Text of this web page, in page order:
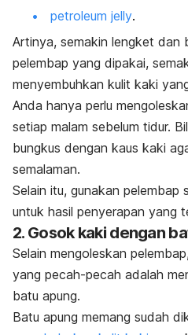
petroleum jelly.
Artinya, semakin lengket dan
pelembap yang dipakai,
menyembuhkan kulit kaki
Anda hanya perlu
setiap malam sebelum tidur.
bungkus dengan kaus kaki
semalaman.
Selain itu, gunakan pelembap
untuk hasil penyerapan yang
2. Gosok kaki dengan
Selain mengoleskan
yang pecah-pecah adalah
batu apung.
Batu apung memang sudah